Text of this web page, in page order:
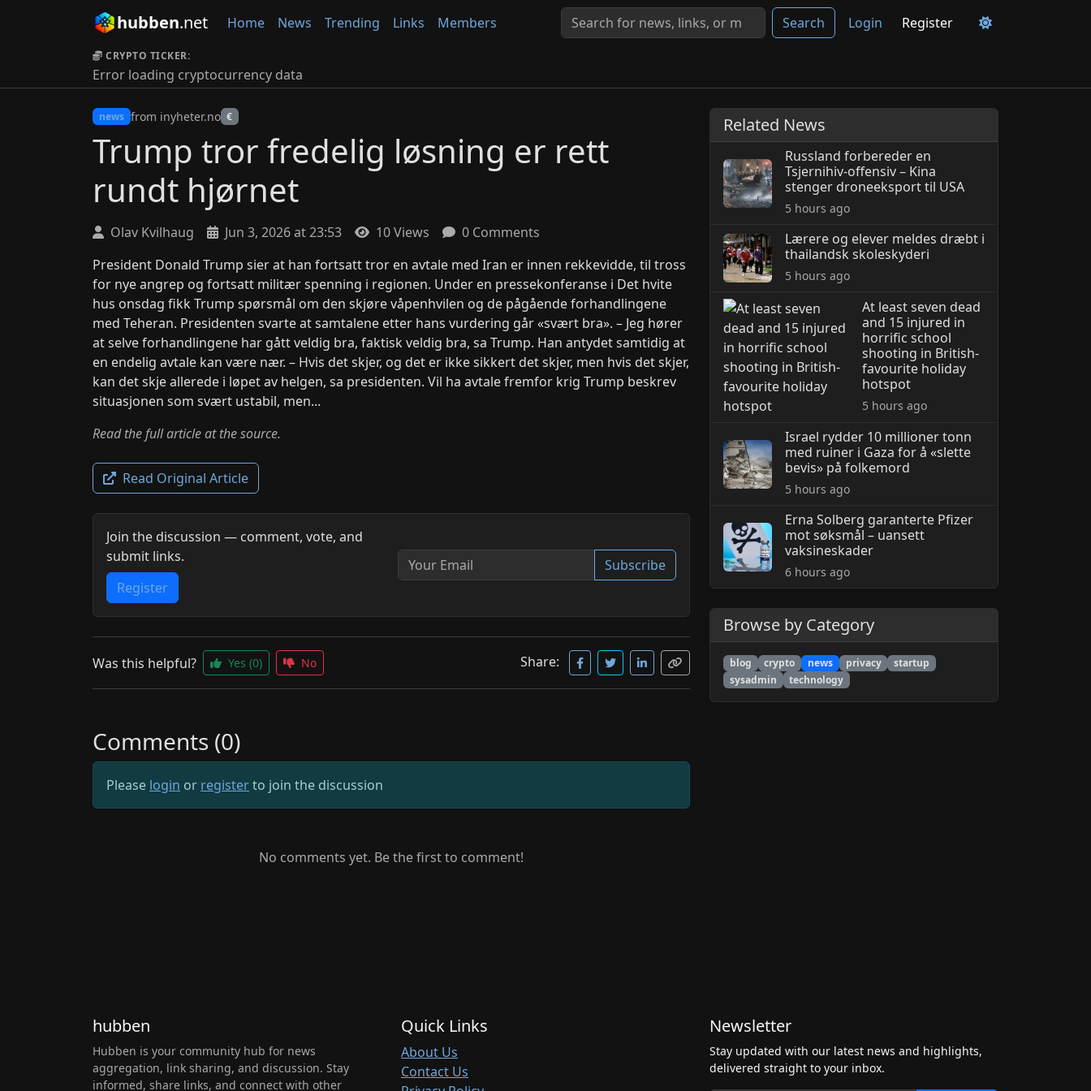
hubben.net Home News Trending Links Members Search Login Register
CRYPTO TICKER:
Error loading cryptocurrency data
news from inyheter.no €
Trump tror fredelig løsning er rett
rundt hjørnet
Olav Kvilhaug Jun 3, 2026 at 23:53 10 Views
0 Comments
President Donald Trump sier at han fortsatt tror en avtale med Iran er innen rekkevidde, til tross
for nye angrep og fortsatt militær spenning i regionen. Under en pressekonferanse i Det hvite
hus onsdag fikk Trump spørsmål om den skjøre våpenhvilen og de pågående forhandlingene
med Teheran. Presidenten svarte at samtalene etter hans vurdering går «svært bra». – Jeg hører
at selve forhandlingene har gått veldig bra, faktisk veldig bra, sa Trump. Han antydet samtidig at
en endelig avtale kan være nær. – Hvis det skjer, og det er ikke sikkert det skjer, men hvis det skjer,
kan det skje allerede i løpet av helgen, sa presidenten. Vil ha avtale fremfor krig Trump beskrev
situasjonen som svært ustabil, men...
Read the full article at the source.
Read Original Article
Join the discussion — comment, vote, and
submit links.
Register
Subscribe
Was this helpful? Yes (0) No Share:
Comments (0)
Please login or registerto join the discussion
No comments yet. Be the first to comment!
Related News
Russland forbereder en
Tsjernihiv-offensiv – Kina
stenger droneeksport til USA
5 hours ago
Lærere og elever meldes dræbt i
thailandsk skoleskyderi
5 hours ago
At least seven dead
and 15 injured in
horrific school
shooting in British-
favourite holiday
hotspot
5 hours ago
Israel rydder 10 millioner tonn
med ruiner i Gaza for å «slette
bevis» på folkemord
5 hours ago
Erna Solberg garanterte Pfizer
mot søksmål – uansett
vaksineskader
6 hours ago
Browse by Category
blog crypto news privacy
startup
sysadmin
technology
hubben
Hubben is your community hub for news
aggregation, link sharing, and discussion. Stay
informed, share links, and connect with other
Quick Links
About Us
Contact Us
Newsletter
Stay updated with our latest news and highlights,
delivered straight to your inbox.